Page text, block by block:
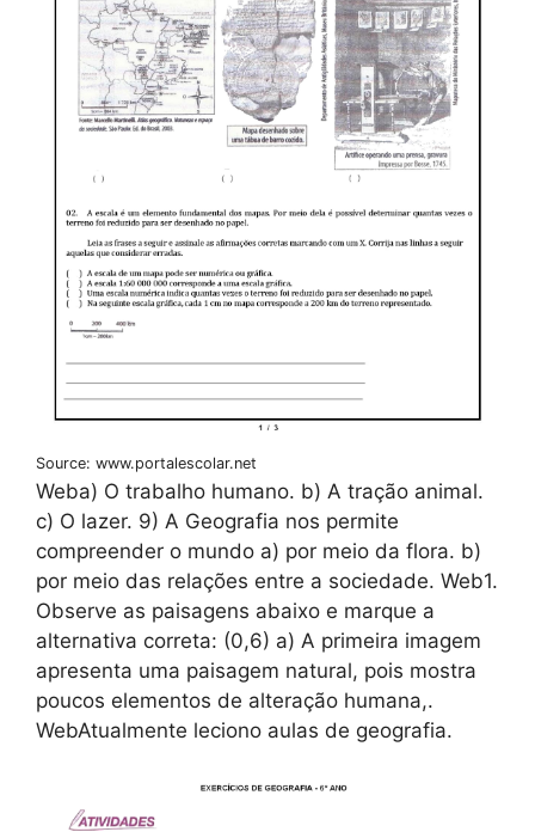
Source: www.portalescolar.net
Weba) O trabalho humano. b) A tração animal.
c) O lazer. 9) A Geografia nos permite
compreender o mundo a) por meio da flora. b)
por meio das relações entre a sociedade. Web1.
Observe as paisagens abaixo e marque a
alternativa correta: (0,6) a) A primeira imagem
apresenta uma paisagem natural, pois mostra
poucos elementos de alteração humana,.
WebAtualmente leciono aulas de geografia.